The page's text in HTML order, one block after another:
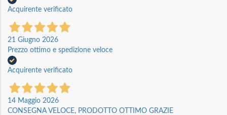
Acquirente verificato
21 Giugno 2026
Prezzo ottimo e spedizione veloce
Acquirente verificato
14 Maggio 2026
CONSEGNA VELOCE, PRODOTTO OTTIMO GRAZIE